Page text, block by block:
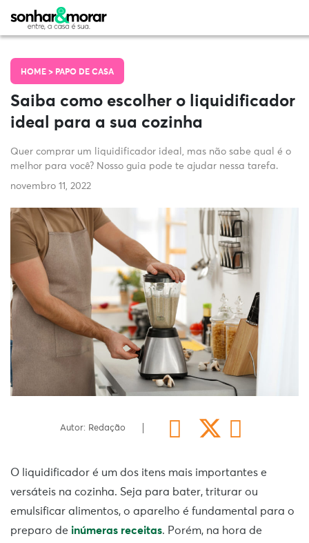
HOME > PAPO DE CASA
Saiba como escolher o liquidificador
ideal para a sua cozinha
Quer comprar um liquidificador ideal, mas não sabe qual é o
melhor para você? Nosso guia pode te ajudar nessa tarefa.
novembro 11, 2022
Autor: Redação
O liquidificador é um dos itens mais importantes e
versáteis na cozinha. Seja para bater, triturar ou
emulsificar alimentos, o aparelho é fundamental para o
preparo de inúmeras receitas. Porém, na hora de